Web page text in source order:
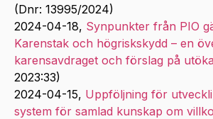
(Dnr: 13995/2024)
2024-04-18, Synpunkter från PIO
Karenstak och högriskskydd – en
karensavdraget och förslag på
2023:33)
2024-04-15, Uppföljning för
system för samlad kunskap om